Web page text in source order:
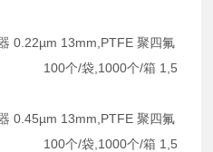
0.22µm 13mm,PTFE 聚四氟
个/袋,1000个/箱 1,5
0.45µm 13mm,PTFE 聚四氟
个/袋,1000个/箱 1,5